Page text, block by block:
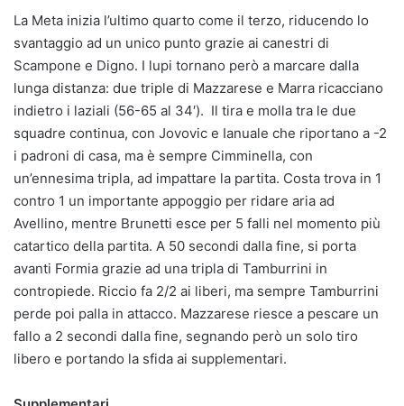
La Meta inizia l’ultimo quarto come il terzo, riducendo lo
svantaggio ad un unico punto grazie ai canestri di
Scampone e Digno. I lupi tornano però a marcare dalla
lunga distanza: due triple di Mazzarese e Marra ricacciano
indietro i laziali (56-65 al 34′). Il tira e molla tra le due
squadre continua, con Jovovic e Ianuale che riportano a -2
i padroni di casa, ma è sempre Cimminella, con
un’ennesima tripla, ad impattare la partita. Costa trova in 1
contro 1 un importante appoggio per ridare aria ad
Avellino, mentre Brunetti esce per 5 falli nel momento più
catartico della partita. A 50 secondi dalla fine, si porta
avanti Formia grazie ad una tripla di Tamburrini in
contropiede. Riccio fa 2/2 ai liberi, ma sempre Tamburrini
perde poi palla in attacco. Mazzarese riesce a pescare un
fallo a 2 secondi dalla fine, segnando però un solo tiro
libero e portando la sfida ai supplementari.